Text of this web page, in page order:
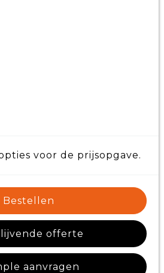
voor de prijsopgave.
Bestellen
offerte
aanvragen